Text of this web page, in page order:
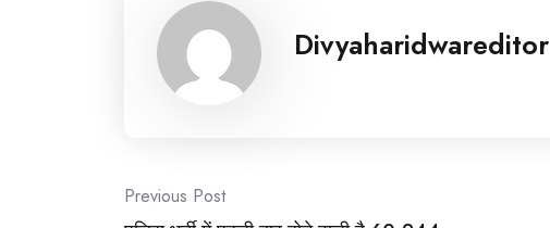
Divyaharidwareditor
Post
Previous Post